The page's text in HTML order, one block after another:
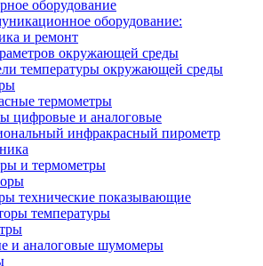
оборудование
оборудование:
и ремонт
окружающей среды
температуры окружающей среды
термометры
цифровые и аналоговые
инфракрасный пирометр
и термометры
технические показывающие
температуры
и аналоговые шумомеры